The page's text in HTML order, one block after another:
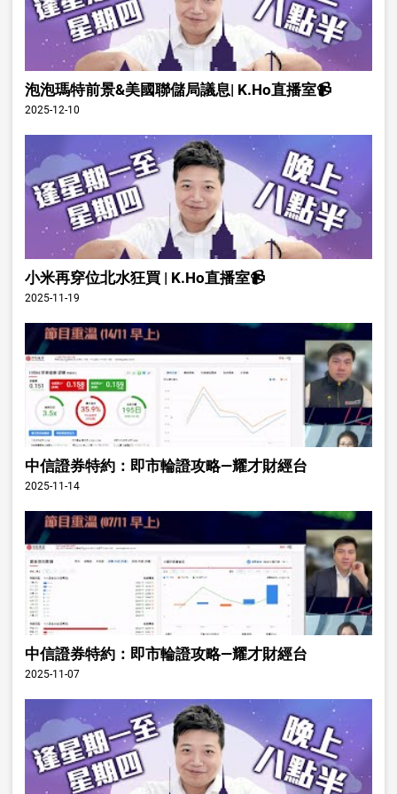
泡泡瑪特前景&美國聯儲局議息| K.Ho直播室📹
2025-12-10
小米再穿位北水狂買 | K.Ho直播室📹
2025-11-19
中信證券特約：即市輪證攻略—耀才財經台
2025-11-14
中信證券特約：即市輪證攻略—耀才財經台
2025-11-07